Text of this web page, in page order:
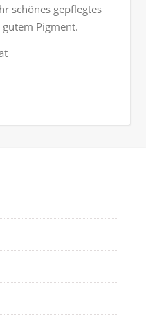
schönes gepflegtes
Pigment.